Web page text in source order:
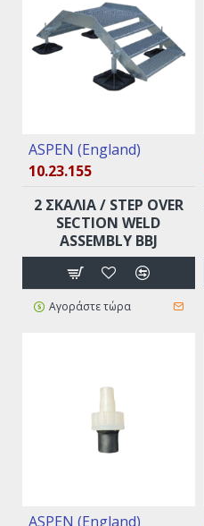
ASPEN (England)
10.23.155
2 ΣΚΑΛΙΆ / STEP OVER
SECTION WELD
ASSEMBLY BBJ
Αγοράστε τώρα
ASPEN (England)